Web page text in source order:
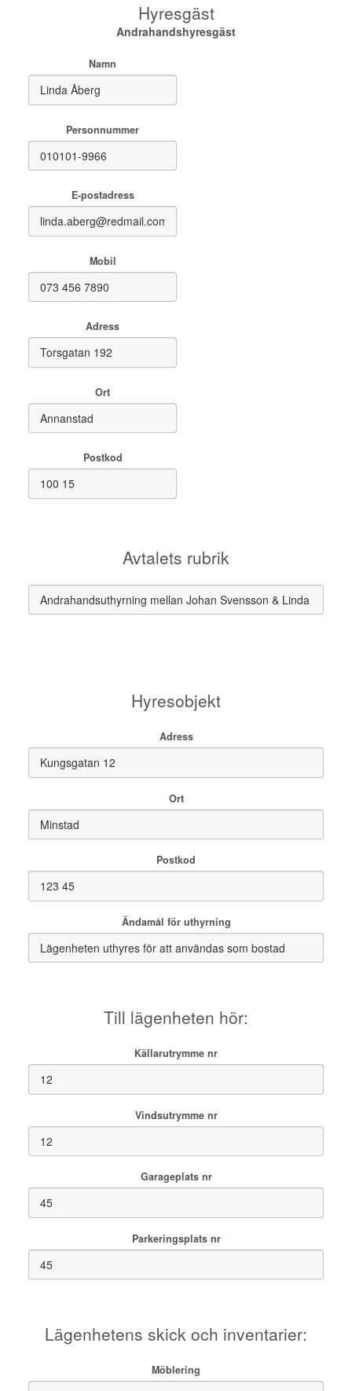
Hyresgäst
Andrahandshyresgäst
Namn
Personnummer
E-postadress
Mobil
Adress
Ort
Postkod
Avtalets rubrik
Hyresobjekt
Adress
Ort
Postkod
Ändamål för uthyrning
Till lägenheten hör:
Källarutrymme nr
Vindsutrymme nr
Garageplats nr
Parkeringsplats nr
Lägenhetens skick och inventarier:
Möblering